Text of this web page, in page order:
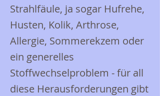
Strahlfäule, ja sogar Hufrehe,
Husten, Kolik, Arthrose,
Allergie, Sommerekzem oder
ein generelles
Stoffwechselproblem - für all
diese Herausforderungen gibt